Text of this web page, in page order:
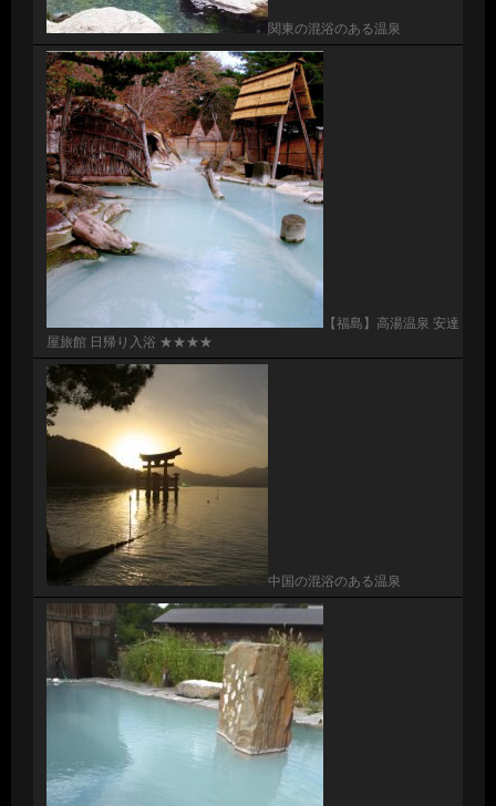
関東の混浴のある温泉
【福島】高湯温泉 安達
屋旅館 日帰り入浴 ★★★★
中国の混浴のある温泉